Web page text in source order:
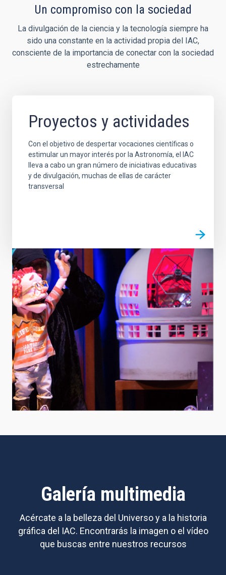
Un compromiso con la sociedad
La divulgación de la ciencia y la tecnología siempre ha
sido una constante en la actividad propia del IAC,
consciente de la importancia de conectar con la sociedad
estrechamente
Proyectos y actividades
Con el objetivo de despertar vocaciones científicas o
estimular un mayor interés por la Astronomía, el IAC
lleva a cabo un gran número de iniciativas educativas
y de divulgación, muchas de ellas de carácter
transversal
Galería multimedia
Acércate a la belleza del Universo y a la historia
gráfica del IAC. Encontrarás la imagen o el vídeo
que buscas entre nuestros recursos